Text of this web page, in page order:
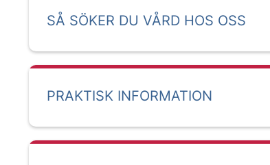
SÅ SÖKER DU VÅRD HOS OSS
PRAKTISK INFORMATION